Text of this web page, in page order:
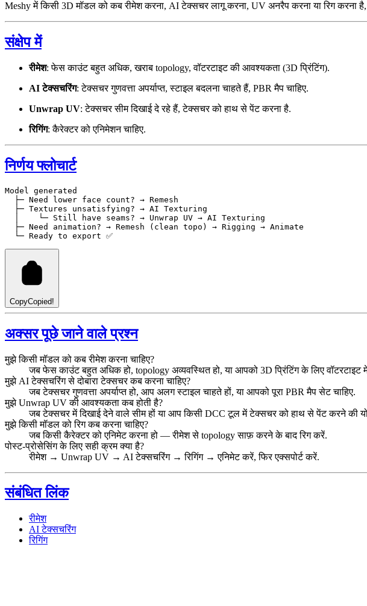
Meshy में किसी 3D मॉडल को कब रीमेश करना, AI टेक्सचर लागू करना, UV अनरैप करना या रिग
संक्षेप में
रीमेश: फेस काउंट बहुत अधिक, खराब topology, वॉटरटाइट की आवश्यकता (3D प्रिंटिंग).
AI टेक्सचरिंग: टेक्सचर गुणवत्ता अपर्याप्त, स्टाइल बदलना चाहते हैं, PBR मैप चाहिए.
Unwrap UV: टेक्सचर सीम दिखाई दे रहे हैं, टेक्सचर को हाथ से पेंट करना है.
रिगिंग: कैरेक्टर को एनिमेशन चाहिए.
निर्णय फ्लोचार्ट
Model generated
  ├─ Need lower face count? → Remesh
  ├─ Textures unsatisfying? → AI Texturing
  │    └─ Still have seams? → Unwrap UV → AI Texturing
  ├─ Need animation? → Remesh (clean topo) → Rigging → Animate
CopyCopied!
अक्सर पूछे जाने वाले प्रश्न
मुझे किसी मॉडल को कब रीमेश करना चाहिए?
जब फेस काउंट बहुत अधिक हो, topology अव्यवस्थित हो, या आपको 3D प्रिंटिंग के लिए वॉटरटाइट
मुझे AI टेक्सचरिंग से दोबारा टेक्सचर कब करना चाहिए?
जब टेक्सचर गुणवत्ता अपर्याप्त हो, आप अलग स्टाइल चाहते हों, या आपको पूरा PBR मैप सेट चाहिए.
मुझे Unwrap UV की आवश्यकता कब होती है?
जब टेक्सचर में दिखाई देने वाले सीम हों या आप किसी DCC टूल में टेक्सचर को हाथ से पेंट करने की
मुझे किसी मॉडल को रिग कब करना चाहिए?
जब किसी कैरेक्टर को एनिमेट करना हो — रीमेश से topology साफ़ करने के बाद रिग करें.
पोस्ट-प्रोसेसिंग के लिए सही क्रम क्या है?
रीमेश → Unwrap UV → AI टेक्सचरिंग → रिगिंग → एनिमेट करें, फिर एक्सपोर्ट करें.
संबंधित लिंक
रीमेश
AI टेक्सचरिंग
रिगिंग